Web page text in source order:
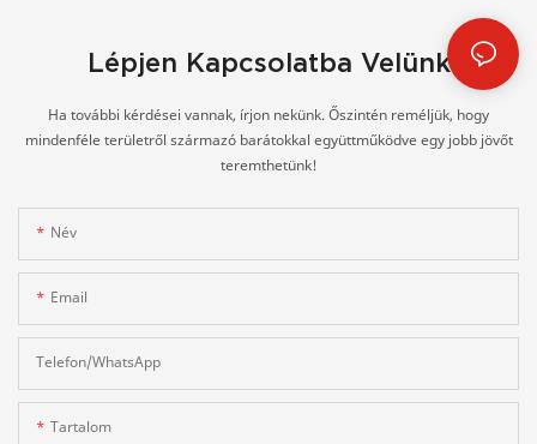
Lépjen Kapcsolatba Velünk
Ha további kérdései vannak, írjon nekünk. Őszintén reméljük, hogy
mindenféle területről származó barátokkal együttműködve egy jobb jövőt
teremthetünk!
Név
Email
Telefon/WhatsApp
Tartalom